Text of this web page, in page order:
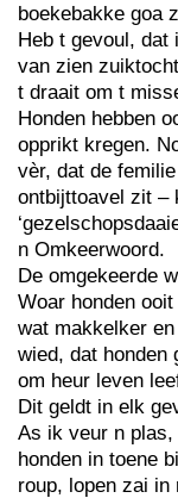
boekebakke goa
Heb t gevoul, dat
van zien
t draait om t
Honden hebben
opprikt kregen.
vèr, dat de
ontbijttoavel zit –
n Omkeerwoord.
De omgekeerde
Woar honden
wat makkelker
wied, dat honden
om heur leven
Dit geldt in elk
As ik veur n
honden in toene
roup, lopen zai in